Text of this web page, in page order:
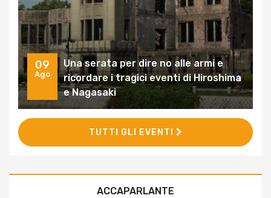
09
Ago
Una serata per dire no alle armi e
ricordare i tragici eventi di Hiroshima
e Nagasaki
TUTTI GLI EVENTI
ACCAPARLANTE